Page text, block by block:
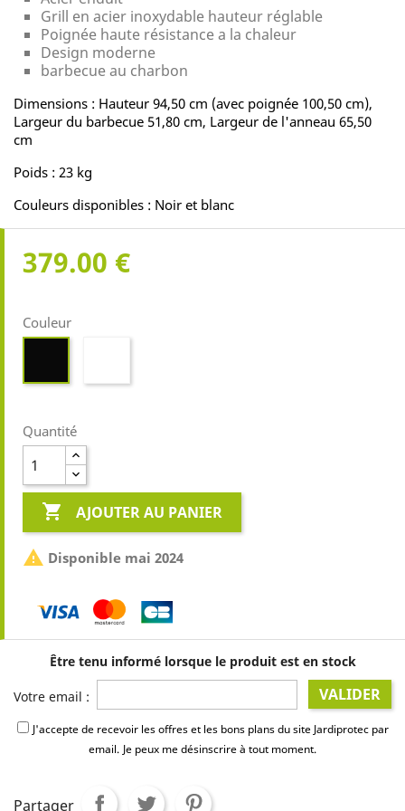
Grill en acier inoxydable hauteur réglable
Poignée haute résistance a la chaleur
Design moderne
barbecue au charbon
Dimensions : Hauteur 94,50 cm (avec poignée 100,50 cm),
Largeur du barbecue 51,80 cm, Largeur de l'anneau 65,50
cm
Poids : 23 kg
Couleurs disponibles : Noir et blanc
379.00 €
Couleur
Quantité
 AJOUTER AU PANIER
 Disponible mai 2024
Être tenu informé lorsque le produit est en stock
Votre email : VALIDER
J'accepte de recevoir les offres et les bons plans du site Jardiprotec par
email. Je peux me désinscrire à tout moment.
Partager